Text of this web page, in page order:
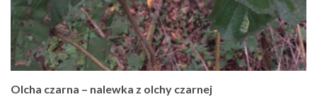
Olcha czarna – nalewka z olchy czarnej